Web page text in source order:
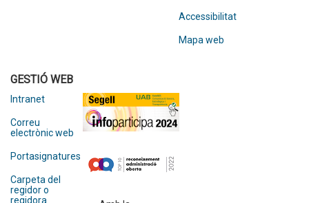
Accessibilitat
Mapa web
GESTIÓ WEB
Intranet
Correu
electrònic web
Portasignatures
Carpeta del
regidor o
regidora